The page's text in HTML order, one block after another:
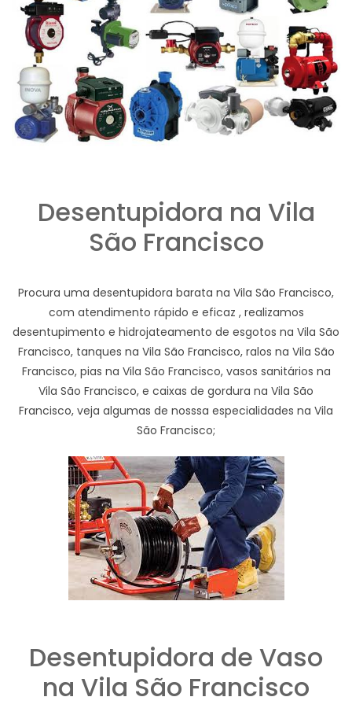
Desentupidora na Vila
São Francisco
Procura uma desentupidora barata na Vila São Francisco,
com atendimento rápido e eficaz , realizamos
desentupimento e hidrojateamento de esgotos na Vila São
Francisco, tanques na Vila São Francisco, ralos na Vila São
Francisco, pias na Vila São Francisco, vasos sanitários na
Vila São Francisco, e caixas de gordura na Vila São
Francisco, veja algumas de nosssa especialidades na Vila
São Francisco;
Desentupidora de Vaso
na Vila São Francisco